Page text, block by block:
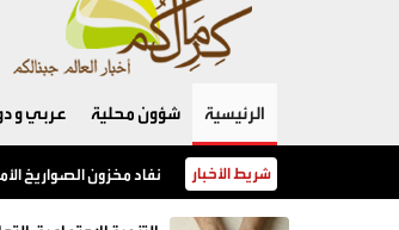
الرئيسية شؤون محلية عربي و
شريط الأخبار نفاد مخزون الصواريخ